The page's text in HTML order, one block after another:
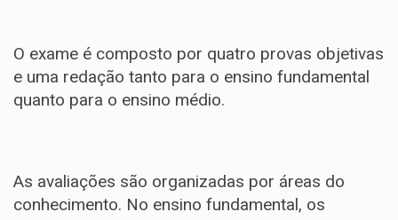
O exame é composto por quatro provas objetivas
e uma redação tanto para o ensino fundamental
quanto para o ensino médio.
As avaliações são organizadas por áreas do
conhecimento. No ensino fundamental, os